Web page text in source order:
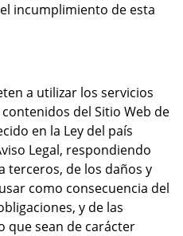
incumplimiento de esta
a utilizar los servicios
contenidos del Sitio Web de
en la Ley del país
Legal, respondiendo
terceros, de los daños y
como consecuencia del
y de las
que sean de carácter